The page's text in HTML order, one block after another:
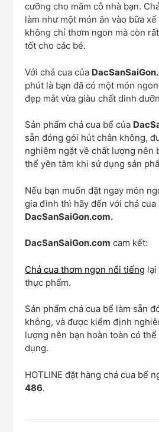
cưỡng cho mâm cỗ nhà bạn.
làm như một món ăn vào bữa
không chỉ thơm ngon mà còn
tốt cho các bé.
Với chả cua của
phút là bạn đã có một món
đẹp mắt vừa giàu chất dinh
Sản phẩm chả cua bể của
sẵn đóng gói hút chân không,
nghiêm ngặt về chất lượng nên
thể yên tâm khi sử dụng sản
Nếu bạn muốn đặt ngay món
gia đình thì hãy đến với chả cua
DacSanSaiGon.com.
DacSanSaiGon.com cam kết:
Chả cua thơm ngon nổi tiếng lại
thực phẩm.
Sản phẩm chả cua bể làm sẵn
không, và được kiểm định
lượng nên bạn hoàn toàn có
dụng.
HOTLINE đặt hàng chả cua bể
486.